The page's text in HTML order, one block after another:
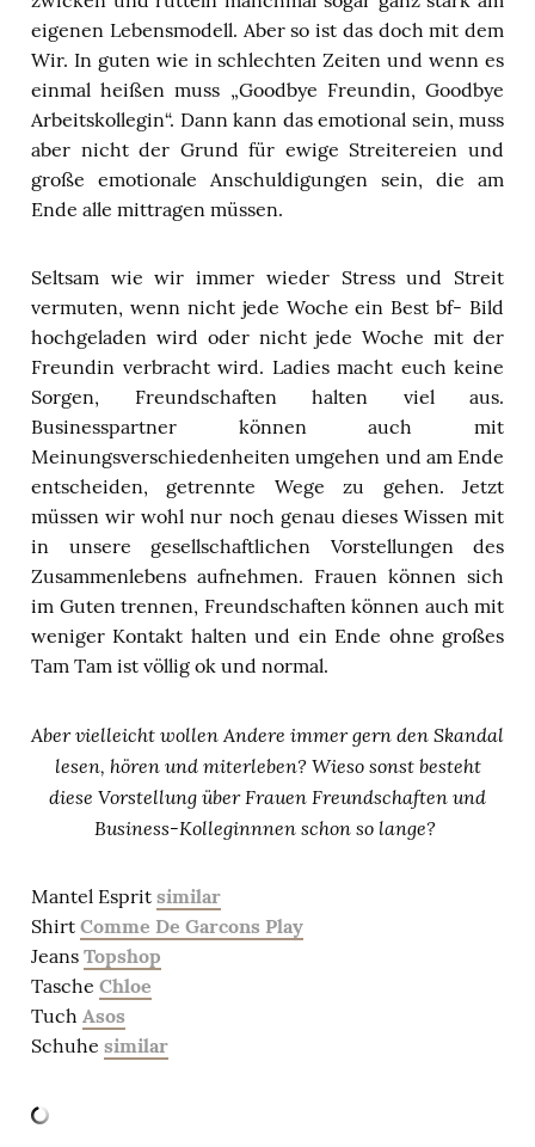
eigenen Lebensmodell. Aber so ist das doch mit dem
Wir. In guten wie in schlechten Zeiten und wenn es
einmal heißen muss „Goodbye Freundin, Goodbye
Arbeitskollegin“. Dann kann das emotional sein, muss
aber nicht der Grund für ewige Streitereien und
große emotionale Anschuldigungen sein, die am
Ende alle mittragen müssen.
Seltsam wie wir immer wieder Stress und Streit
vermuten, wenn nicht jede Woche ein Best bf- Bild
hochgeladen wird oder nicht jede Woche mit der
Freundin verbracht wird. Ladies macht euch keine
Sorgen, Freundschaften halten viel aus.
Businesspartner können auch mit
Meinungsverschiedenheiten umgehen und am Ende
entscheiden, getrennte Wege zu gehen. Jetzt
müssen wir wohl nur noch genau dieses Wissen mit
in unsere gesellschaftlichen Vorstellungen des
Zusammenlebens aufnehmen. Frauen können sich
im Guten trennen, Freundschaften können auch mit
weniger Kontakt halten und ein Ende ohne großes
Tam Tam ist völlig ok und normal.
Aber vielleicht wollen Andere immer gern den Skandal
lesen, hören und miterleben? Wieso sonst besteht
diese Vorstellung über Frauen Freundschaften und
Business-Kolleginnnen schon so lange?
Mantel Esprit similar
Shirt Comme De Garcons Play
Jeans Topshop
Tasche Chloe
Tuch Asos
Schuhe similar